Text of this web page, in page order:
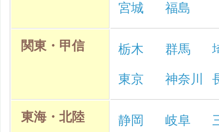
宮城 福島
関東・甲信 栃木 群馬
東京 神奈川
東海・北陸 静岡 岐阜